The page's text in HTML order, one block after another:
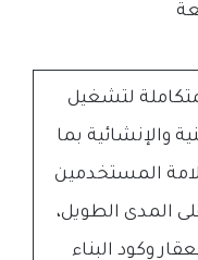
لتشغيل
والإنشائية بما
المستخدمين
المدى الطويل،
وكود البناء